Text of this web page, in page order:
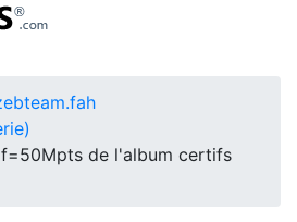
de l'album certifs